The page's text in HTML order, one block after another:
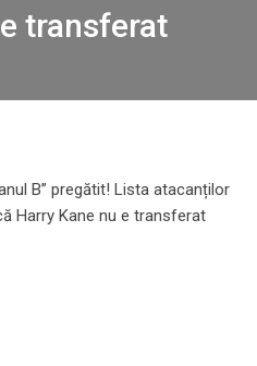
transferat